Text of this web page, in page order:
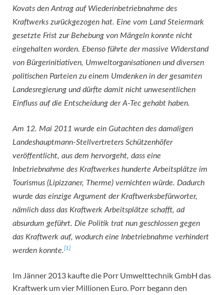
Kovats den Antrag auf Wiederinbetriebnahme des
Kraftwerks zurückgezogen hat. Eine vom Land Steiermark
gesetzte Frist zur Behebung von Mängeln konnte nicht
eingehalten worden. Ebenso führte der massive Widerstand
von Bürgerinitiativen, Umweltorganisationen und diversen
politischen Parteien zu einem Umdenken in der gesamten
Landesregierung und dürfte damit nicht unwesentlichen
Einfluss auf die Entscheidung der A-Tec gehabt haben.
Am 12. Mai 2011 wurde ein Gutachten des damaligen
Landeshauptmann-Stellvertreters Schützenhöfer
veröffentlicht, aus dem hervorgeht, dass eine
Inbetriebnahme des Kraftwerkes hunderte Arbeitsplätze im
Tourismus (Lipizzaner, Therme) vernichten würde. Dadurch
wurde das einzige Argument der Kraftwerksbefürworter,
nämlich dass das Kraftwerk Arbeitsplätze schafft, ad
absurdum geführt. Die Politik trat nun geschlossen gegen
das Kraftwerk auf, wodurch eine Inbetriebnahme verhindert
werden konnte.[1]
Im Jänner 2013 kaufte die Porr Umwelttechnik GmbH das
Kraftwerk um vier Millionen Euro. Porr begann den